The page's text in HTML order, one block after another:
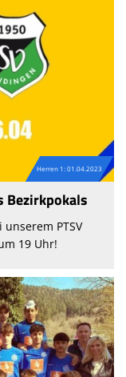
Herren 1: 01.04.2023
Bezirkpokals
PTSV
19 Uhr!